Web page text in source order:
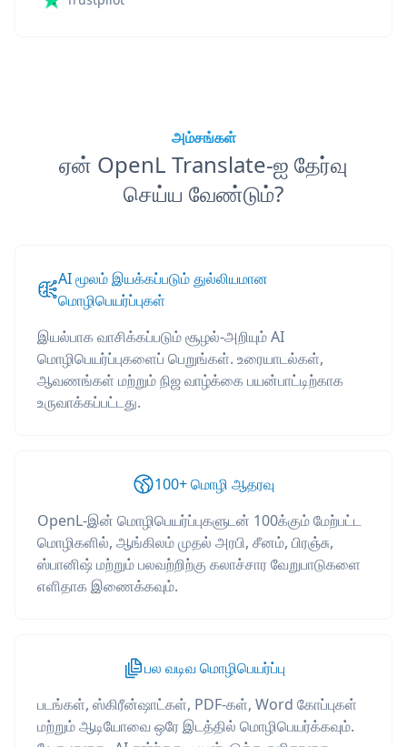
அம்சங்கள்
ஏன் OpenL Translate-ஐ தேர்வு
செய்ய வேண்டும்?
AI மூலம் இயக்கப்படும் துல்லியமான
மொழிபெயர்ப்புகள்
இயல்பாக வாசிக்கப்படும் சூழல்-அறியும் AI
மொழிபெயர்ப்புகளைப் பெறுங்கள். உரையாடல்கள்,
ஆவணங்கள் மற்றும் நிஜ வாழ்க்கை பயன்பாட்டிற்காக
உருவாக்கப்பட்டது.
100+ மொழி ஆதரவு
OpenL-இன் மொழிபெயர்ப்புகளுடன் 100க்கும் மேற்பட்ட
மொழிகளில், ஆங்கிலம் முதல் அரபி, சீனம், பிரஞ்சு,
ஸ்பானிஷ் மற்றும் பலவற்றிற்கு கலாச்சார வேறுபாடுகளை
எளிதாக இணைக்கவும்.
பல வடிவ மொழிபெயர்ப்பு
படங்கள், ஸ்கிரீன்ஷாட்கள், PDF-கள், Word கோப்புகள்
மற்றும் ஆடியோவை ஒரே இடத்தில் மொழிபெயர்க்கவும்.